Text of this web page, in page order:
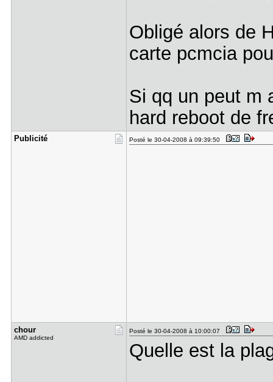
Obligé alors de
carte pcmcia
Si qq un peut m
hard reboot de
Publicité Posté le 30-04-2008 à 09:39:50
chour
AMD addicted
Posté le 30-04-2008 à 10:00:07
Quelle est la